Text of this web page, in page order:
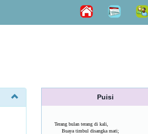
Puisi
Terang bulan terang di kali,
Buaya timbul disangka mati;